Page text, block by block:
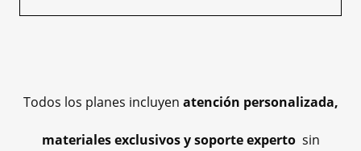
Todos los planes incluyen atención personalizada,
materiales exclusivos y soporte expertosin